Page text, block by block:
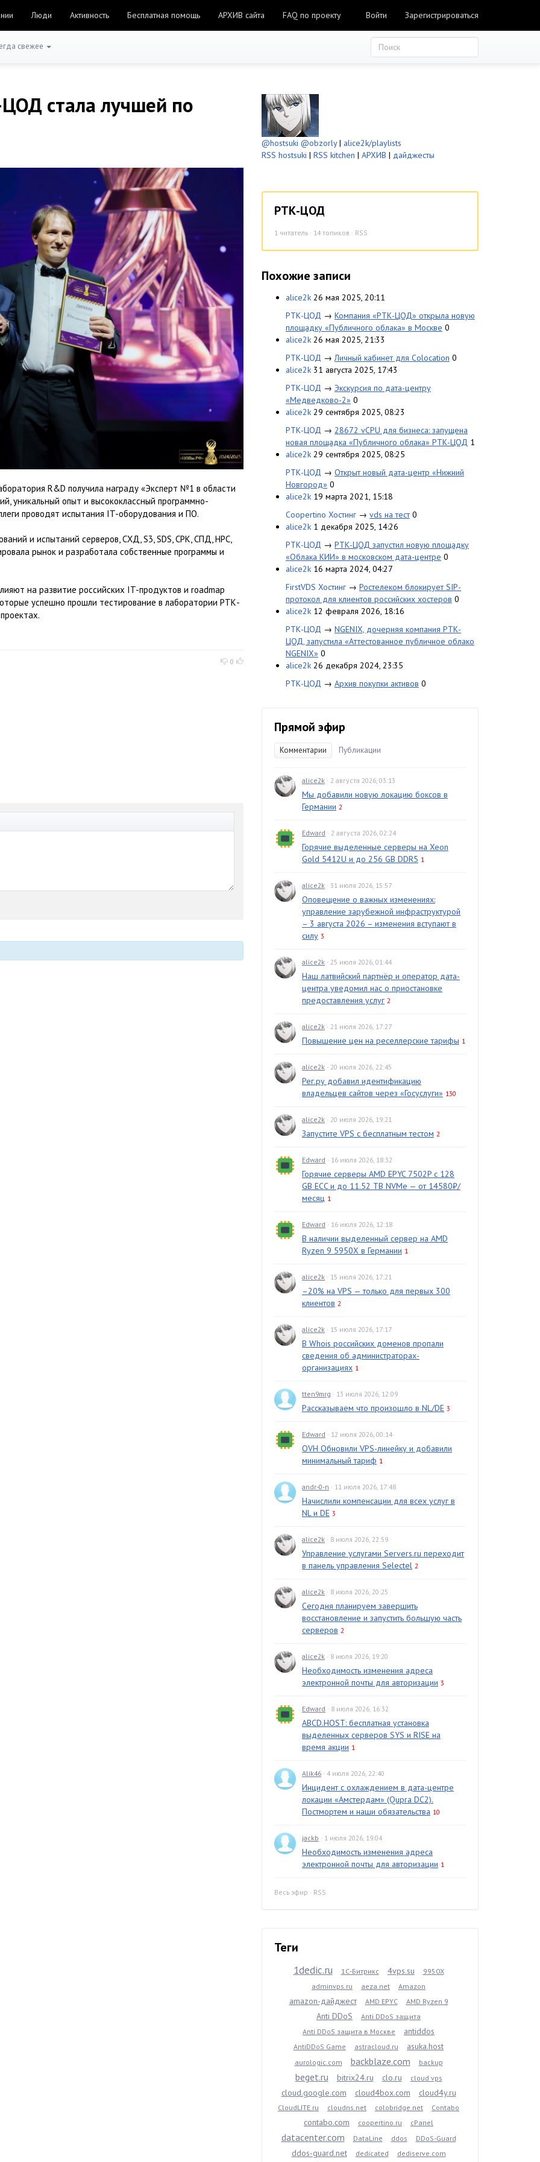
Люди Активность Бесплатная помощь АРХИВ сайта FAQ по проекту Войти Зарегистрироваться
свежее
стала лучшей по
R&D получила награду «Эксперт №1 в области
уникальный опыт и высококлассный программно-
проводят испытания IT-оборудования и ПО.
и испытаний серверов, СХД, S3, SDS, СРК, СПД, HPC,
рынок и разработала собственные программы и
на развитие российских IT-продуктов и roadmap
успешно прошли тестирование в лаборатории РТК-
0
@hostsuki @obzorly| alice2k/playlists
RSS hostsuki | RSS kitchen | АРХИВ | дайджесты
РТК-ЦОД
1 читатель · 14 топиков · RSS
Похожие записи
alice2k 26 мая 2025, 20:11
РТК-ЦОД → Компания «РТК-ЦОД» открыла новую
площадку «Публичного облака» в Москве 0
alice2k 26 мая 2025, 21:33
РТК-ЦОД →Личный кабинет для Colocation 0
alice2k 31 августа 2025, 17:43
РТК-ЦОД → Экскурсия по дата-центру
«Медведково-2» 0
alice2k 29 сентября 2025, 08:23
РТК-ЦОД → 28672 vCPU для бизнеса: запущена
новая площадка «Публичного облака» РТК-ЦОД 1
alice2k 29 сентября 2025, 08:25
РТК-ЦОД → Открыт новый дата-центр «Нижний
Новгород» 0
alice2k 19 марта 2021, 15:18
Coopertino Хостинг → vds на тест 0
alice2k 1 декабря 2025, 14:26
РТК-ЦОД → РТК-ЦОД запустил новую площадку
«Облака КИИ» в московском дата-центре 0
alice2k 16 марта 2024, 04:27
FirstVDS Хостинг → Ростелеком блокирует SIP-
протокол для клиентов российских хостеров 0
alice2k 12 февраля 2026, 18:16
РТК-ЦОД → NGENIX, дочерняя компания РТК-
ЦОД, запустила «Аттестованное публичное облако
NGENIX» 0
alice2k 26 декабря 2024, 23:35
РТК-ЦОД → Архив покупки активов 0
Прямой эфир
Комментарии Публикации
alice2k · 2 августа 2026, 03:13
Мы добавили новую локацию боксов в
Германии 2
Edward · 2 августа 2026, 02:24
Горячие выделенные серверы на Xeon
Gold 5412U и до 256 GB DDR5 1
alice2k · 31 июля 2026, 15:57
Оповещение о важных изменениях:
управление зарубежной инфраструктурой
– 3 августа 2026 – изменения вступают в
силу 3
alice2k · 25 июля 2026, 01:44
Наш латвийский партнёр и оператор дата-
центра уведомил нас о приостановке
предоставления услуг 2
alice2k · 21 июля 2026, 17:27
Повышение цен на реселлерские тарифы 1
alice2k · 20 июля 2026, 22:45
Рег.ру добавил идентификацию
владельцев сайтов через «Госуслуги» 130
alice2k · 20 июля 2026, 19:21
Запустите VPS с бесплатным тестом 2
Edward · 16 июля 2026, 18:32
Горячие серверы AMD EPYC 7502P с 128
GB ECC и до 11.52 TB NVMe — от 14580₽/
месяц 1
Edward · 16 июля 2026, 12:18
В наличии выделенный сервер на AMD
Ryzen 9 5950X в Германии 1
alice2k · 15 июля 2026, 17:21
–20% на VPS — только для первых 300
клиентов 2
alice2k · 15 июля 2026, 17:17
В Whois российских доменов пропали
сведения об администраторах-
организациях 1
tten9mrg · 13 июля 2026, 12:09
Рассказываем что произошло в NL/DE 3
Edward · 12 июля 2026, 00:14
OVH Обновили VPS-линейку и добавили
минимальный тариф 1
andr-0-n · 11 июля 2026, 17:48
Начислили компенсации для всех услуг в
NL и DE 3
alice2k · 8 июля 2026, 22:59
Управление услугами Servers.ru переходит
в панель управления Selectel 2
alice2k · 8 июля 2026, 20:25
Сегодня планируем завершить
восстановление и запустить большую часть
серверов 2
alice2k · 8 июля 2026, 19:20
Необходимость изменения адреса
электронной почты для авторизации 3
Edward · 8 июля 2026, 16:32
ABCD.HOST: бесплатная установка
выделенных серверов SYS и RISE на
время акции 1
Alik46 · 4 июля 2026, 22:40
Инцидент с охлаждением в дата-центре
локации «Амстердам» (Qupra DC2).
Постмортем и наши обязательства 10
jackb · 1 июля 2026, 19:04
Необходимость изменения адреса
электронной почты для авторизации 1
Весь эфир · RSS
Теги
1dedic.ru 1С-Битрикс 4vps.su
9950X
adminvps.ru
aeza.net Amazon
amazon-дайджест AMD EPYC AMD Ryzen 9
Anti DDoS
Anti DDoS защита
Anti DDoS защита в Москве
antiddos
AntiDDoS Game astracloud.ru asuka.host
aurologic.com backblaze.com backup
beget.ru bitrix24.ru clo.ru cloud vps
cloud.google.com cloud4box.com cloud4y.ru
CloudLITE.ru cloudns.net colobridge.net Contabo
contabo.com coopertino.ru cPanel
datacenter.com DataLine ddos DDoS-Guard
ddos-guard.net dedicated dediserve.com